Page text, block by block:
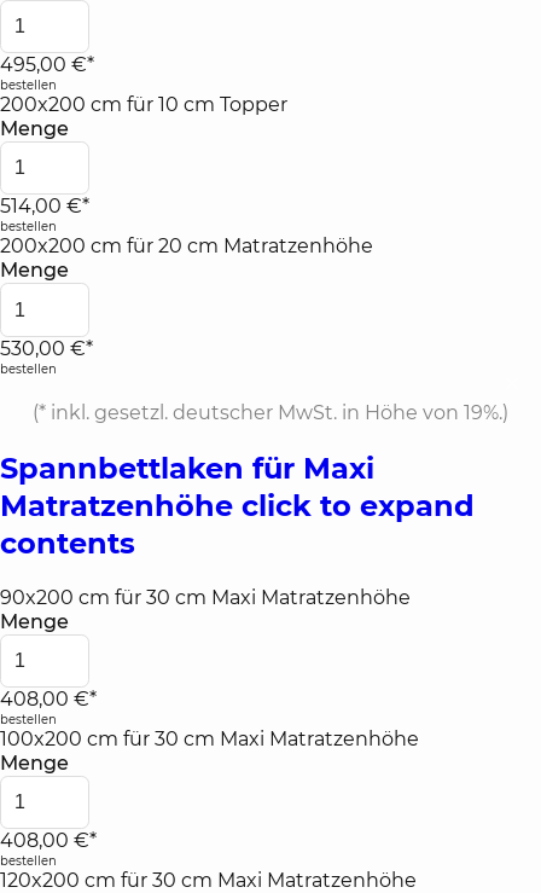
495,00 €*
bestellen
200x200 cm für 10 cm Topper
Menge
514,00 €*
bestellen
200x200 cm für 20 cm Matratzenhöhe
Menge
530,00 €*
bestellen
(* inkl. gesetzl. deutscher MwSt. in Höhe von 19%.)
Spannbettlaken für Maxi
Matratzenhöhe click to expand
contents
90x200 cm für 30 cm Maxi Matratzenhöhe
Menge
408,00 €*
bestellen
100x200 cm für 30 cm Maxi Matratzenhöhe
Menge
408,00 €*
bestellen
120x200 cm für 30 cm Maxi Matratzenhöhe